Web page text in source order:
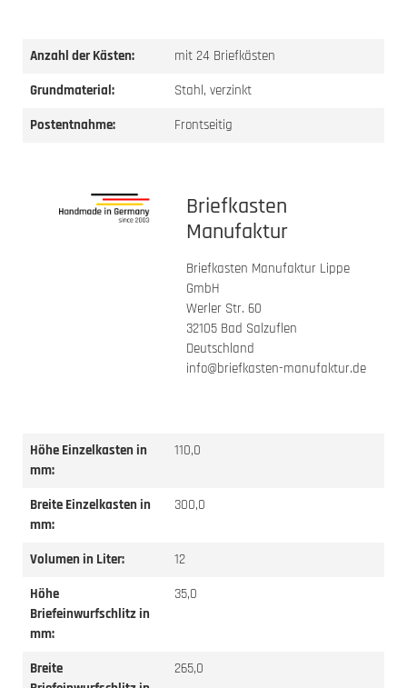
Anzahl der Kästen:
mit 24 Briefkästen
Grundmaterial:
Stahl, verzinkt
Postentnahme:
Frontseitig
Briefkasten
Manufaktur
Briefkasten Manufaktur Lippe
GmbH
Werler Str. 60
32105 Bad Salzuflen
Deutschland
info@briefkasten-manufaktur.de
Höhe Einzelkasten in
mm:
110,0
Breite Einzelkasten in
mm:
300,0
Volumen in Liter:
12
Höhe
Briefeinwurfschlitz in
mm:
35,0
Breite
265,0